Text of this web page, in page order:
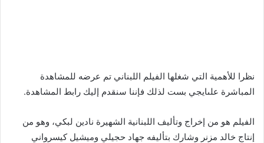
نظرا للأهمية التي شغلها الفيلم اللبناني تم عرضه للمشاهدة
المباشرة علىايجي بست لذلك فإننا سنقدم إليك رابط المشاهدة.
الفيلم هو من إخراج وتأليف اللبنانية الشهيرة نادين لبكي، وهو من
إنتاج خالد مزنر وشارك بتأليفه جهاد حجيلي وميشيل كيسرواني